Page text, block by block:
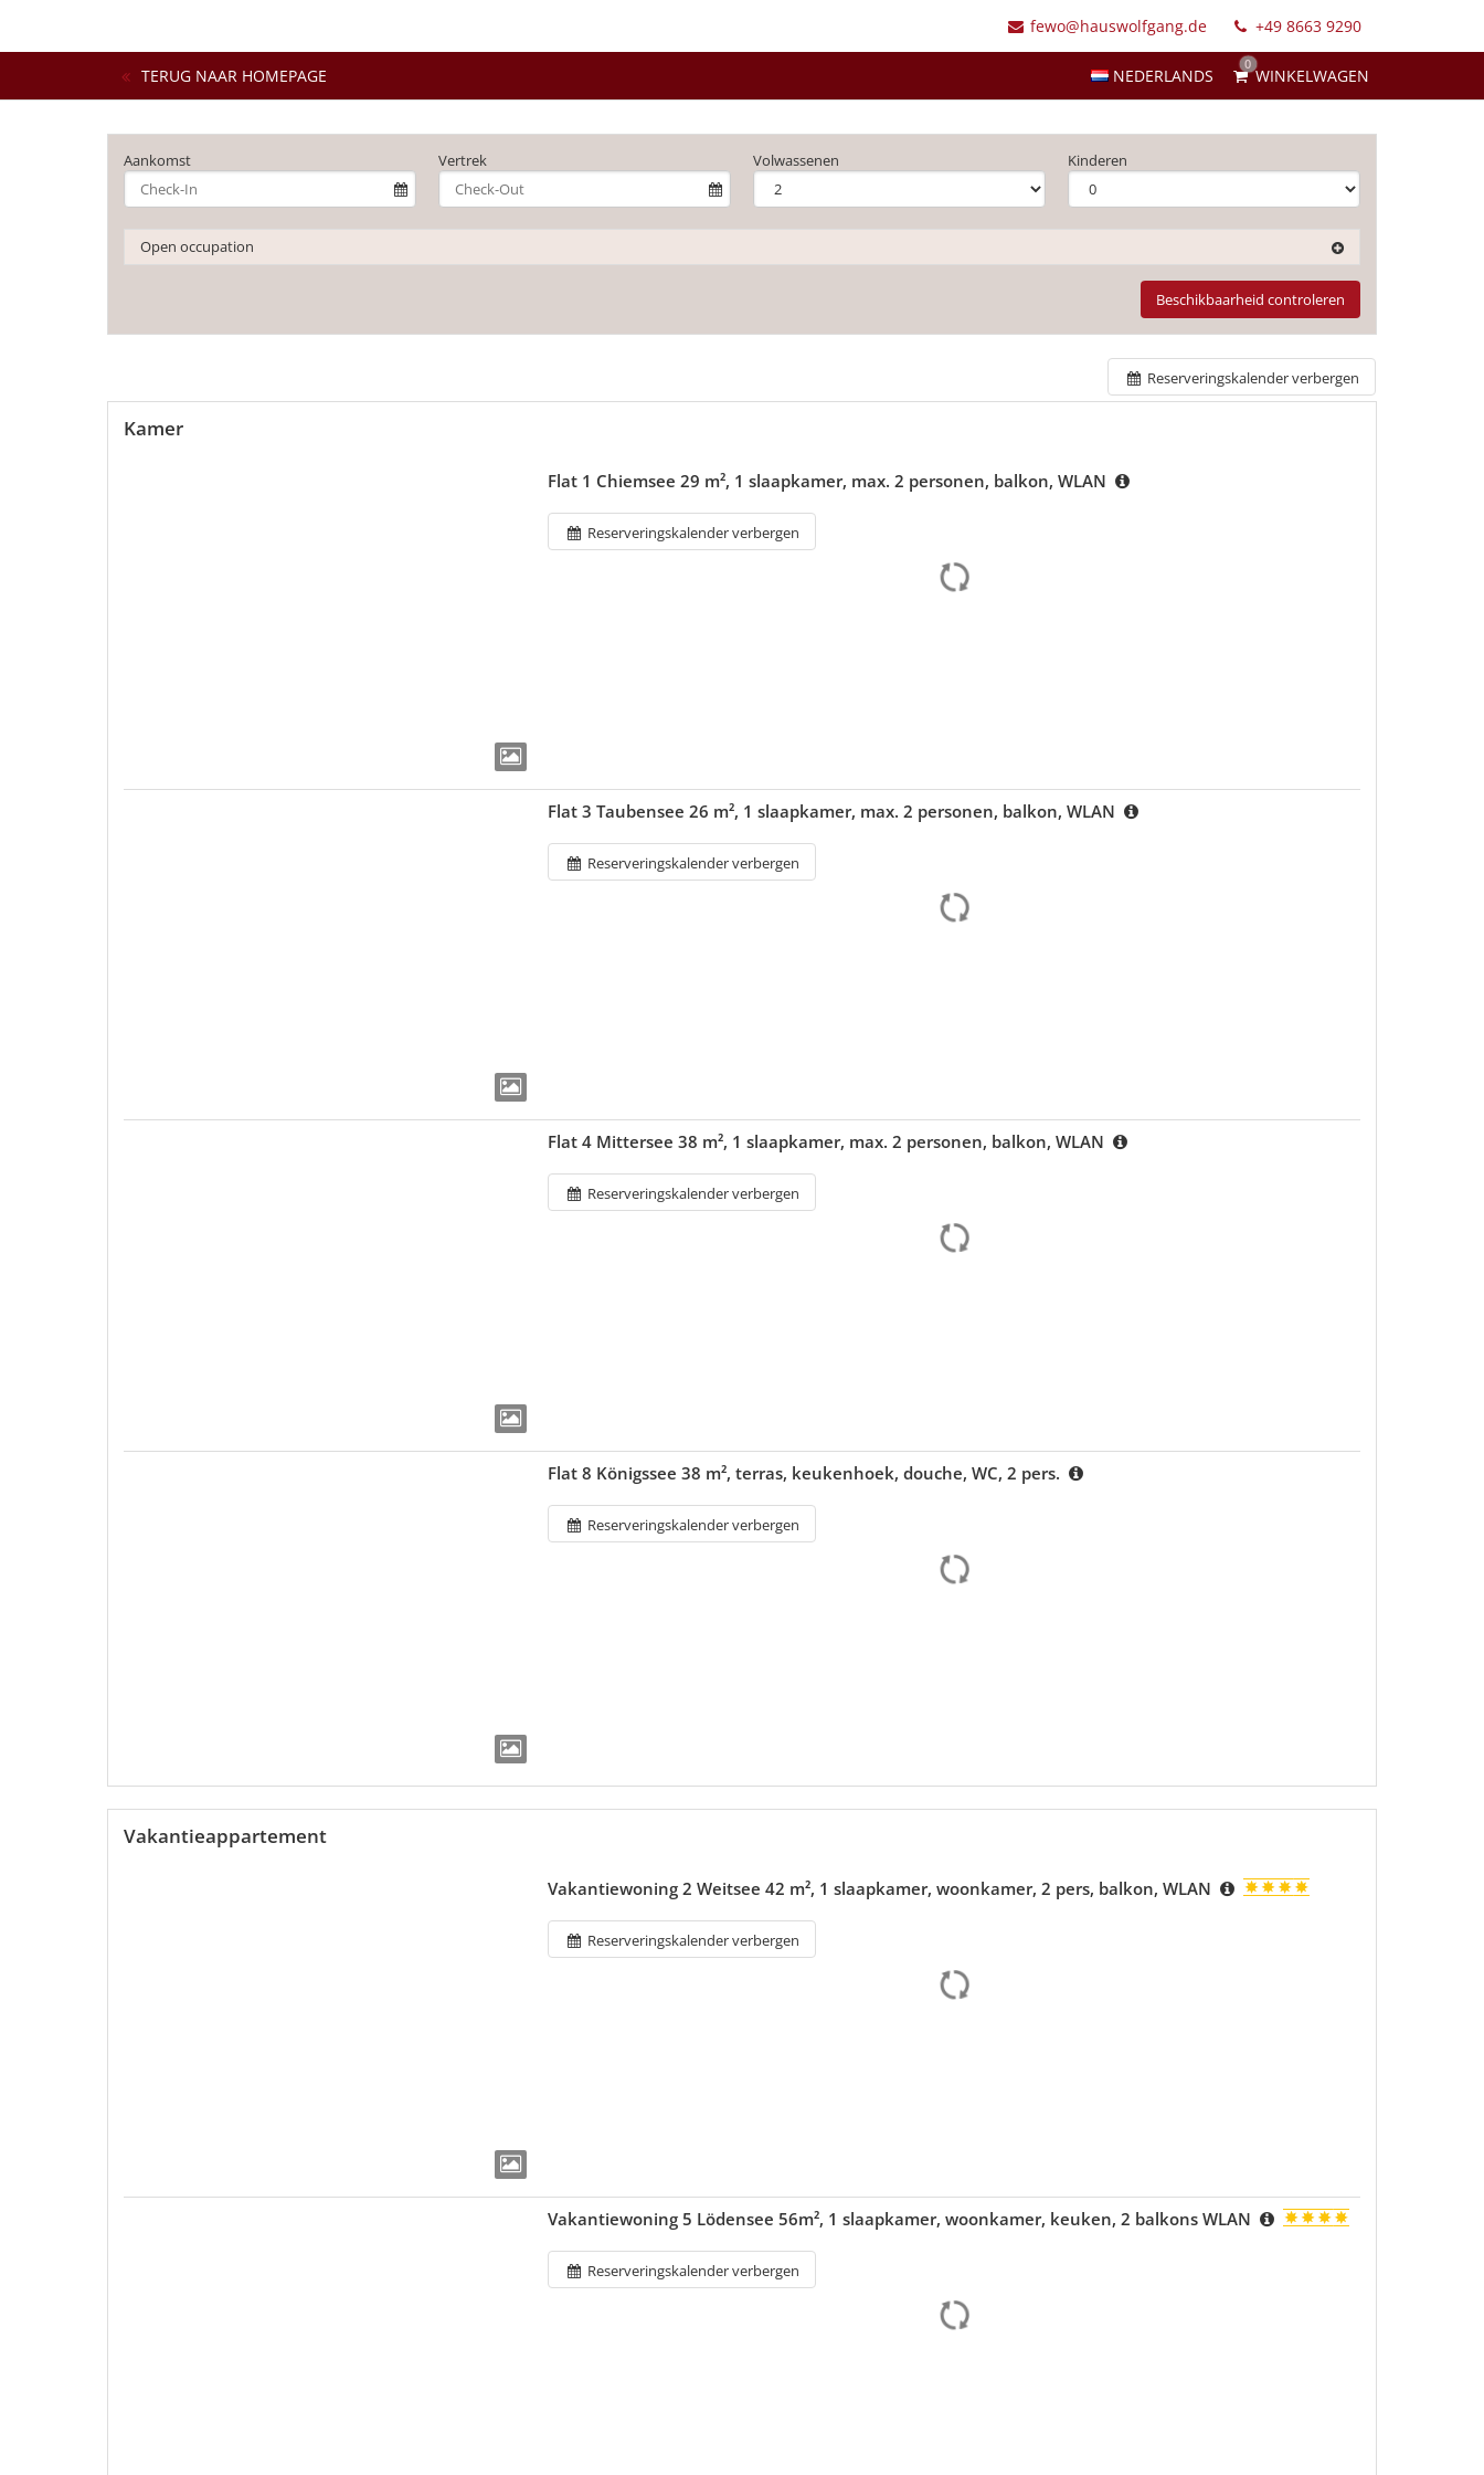
fewo@hauswolfgang.de +49 8663 9290
NEDERLANDS
0
WINKELWAGEN
TERUG NAAR HOMEPAGE
Aankomst Vertrek Volwassenen Kinderen
Open occupation
Beschikbaarheid controleren
Reserveringskalender verbergen
Kamer
Flat 1 Chiemsee 29 m², 1 slaapkamer, max. 2 personen, balkon, WLAN
Reserveringskalender verbergen
Flat 3 Taubensee 26 m², 1 slaapkamer, max. 2 personen, balkon, WLAN
Reserveringskalender verbergen
Flat 4 Mittersee 38 m², 1 slaapkamer, max. 2 personen, balkon, WLAN
Reserveringskalender verbergen
Flat 8 Königssee 38 m², terras, keukenhoek, douche, WC, 2 pers.
Reserveringskalender verbergen
Vakantieappartement
Vakantiewoning 2 Weitsee 42 m², 1 slaapkamer, woonkamer, 2 pers, balkon, WLAN
Reserveringskalender verbergen
Vakantiewoning 5 Lödensee 56m², 1 slaapkamer, woonkamer, keuken, 2 balkons WLAN
Reserveringskalender verbergen